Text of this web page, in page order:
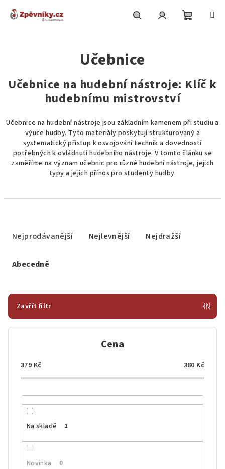
Učebnice
Učebnice na hudební nástroje: Klíč k
hudebnímu mistrovství
Učebnice na hudební nástroje jsou základním kamenem při studiu a
výuce hudby. Tyto materiály poskytují strukturovaný a
systematický přístup k osvojování technik a dovedností
potřebných k ovládnutí hudebního nástroje. V tomto článku se
zaměříme na význam učebnic pro různé hudební nástroje, jejich
typy a jejich přínos pro studenty hudby.
r
o
Nejprodávanější Nejlevnější Nejdražší
Abecedně
Zavřít filtr
Cena
379 Kč 380 Kč
Na skladě 1
Novinka 0